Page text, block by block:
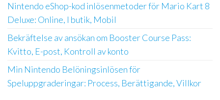
Nintendo eShop-kod inlösenmetoder för Mario Kart 8
Deluxe: Online, I butik, Mobil
Bekräftelse av ansökan om Booster Course Pass:
Kvitto, E-post, Kontroll av konto
Min Nintendo Belöningsinlösen för
Speluppgraderingar: Process, Berättigande, Villkor